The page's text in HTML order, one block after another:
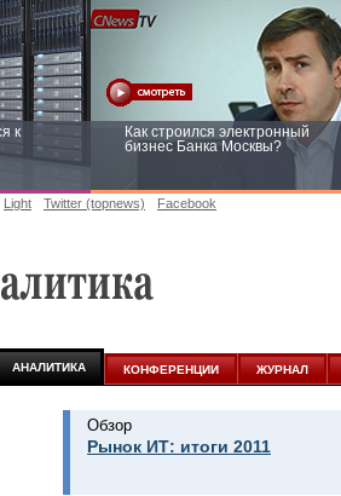
к
Как строился электронный
бизнес Банка Москвы?
Light Twitter (topnews) Facebook
АНАЛИТИКА КОНФЕРЕНЦИИ ЖУРНАЛ
Обзор
Рынок ИТ: итоги 2011